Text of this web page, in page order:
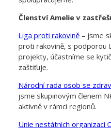
Členství Amelie v
Liga proti rakovině – jsme
proti rakovině, s podporou
projekty, účastníme se
zaštiťuje.
Národní rada osob se
jsme skupinovým členem
aktivně v rámci regionů.
Unie nestátních organizací